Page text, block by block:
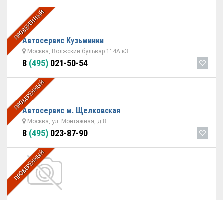
ПРОВЕРЕННЫЙ
Автосервис Кузьминки
Москва, Волжский бульвар 114А к3
8 (495) 021-50-54
ПРОВЕРЕННЫЙ
Автосервис м. Щелковская
Москва, ул. Монтажная, д.8
8 (495) 023-87-90
ПРОВЕРЕННЫЙ